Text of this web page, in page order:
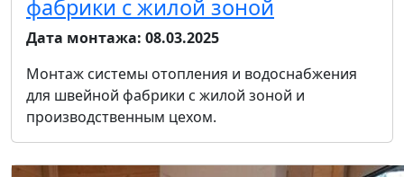
фабрики с жилой зоной
Дата монтажа: 08.03.2025
Монтаж системы отопления и водоснабжения
для швейной фабрики с жилой зоной и
производственным цехом.